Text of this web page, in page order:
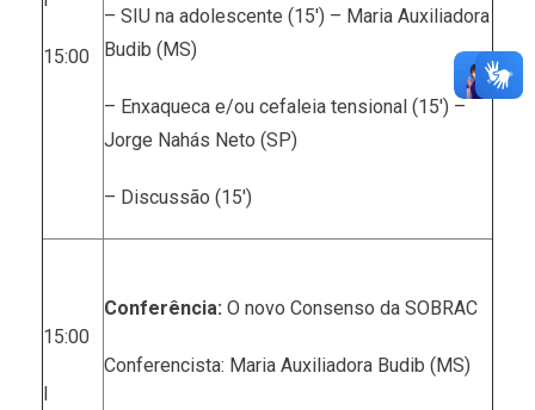
15:00
– SIU na adolescente (15′) – Maria Auxiliadora
Budib (MS)
– Enxaqueca e/ou cefaleia tensional (15′) –
Jorge Nahás Neto (SP)
– Discussão (15′)
15:00
Conferência: O novo Consenso da SOBRAC
Conferencista: Maria Auxiliadora Budib (MS)